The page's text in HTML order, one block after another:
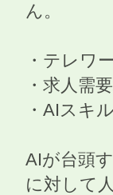
ん。
・テレワ
・求人需
・AIスキ
AIが台頭
に対して